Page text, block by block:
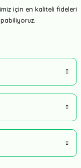
için en kaliteli fideleri